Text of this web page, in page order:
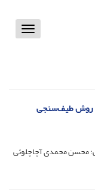
Toggle
روش طیف‌سنجی
محسن محمدی آچاچلوئی